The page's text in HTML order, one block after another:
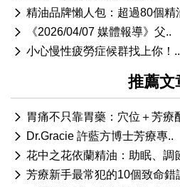
精油品牌懶人包：超過80個精
《2026/04/07 媒體報導》父..
小心慢性疲勞症候群找上你！..
推薦文
胃痛不只靠胃藥：穴位＋芳療
Dr.Gracie 許藍方博士芳療專..
花中之花依蘭精油：助眠、調
芳療新手最常犯的10個致命錯